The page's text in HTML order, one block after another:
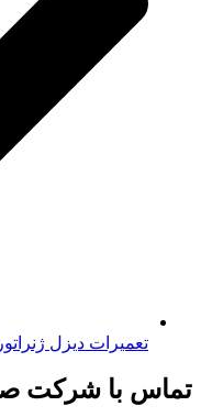
تعمیرات دیزل ژنراتور
تماس با شرکت